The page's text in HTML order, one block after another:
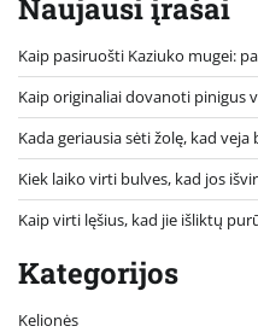
Naujausi įrašai
Kaip pasiruošti Kaziuko mugei:
Kaip originaliai dovanoti pinigus
Kada geriausia sėti žolę, kad
Kiek laiko virti bulves, kad jos
Kaip virti lęšius, kad jie išliktų
Kategorijos
Kelionės